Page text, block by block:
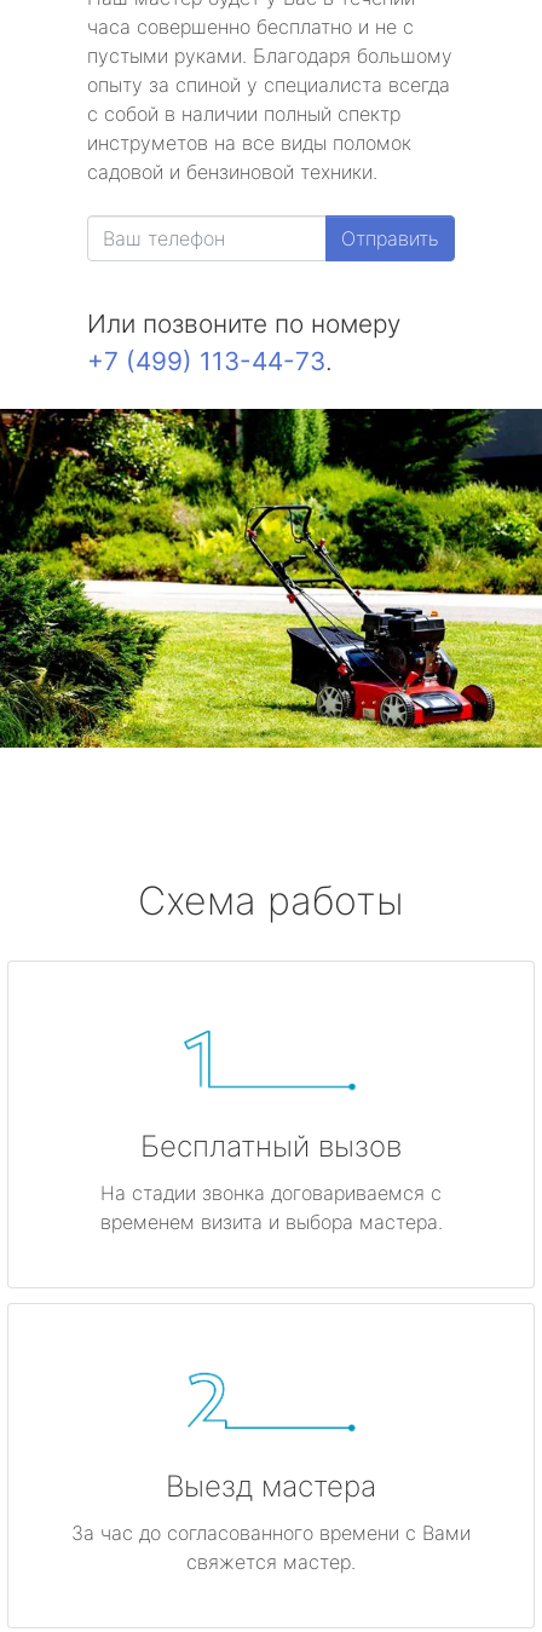
часа совершенно бесплатно и не с
пустыми руками. Благодаря большому
опыту за спиной у специалиста всегда
с собой в наличии полный спектр
инструметов на все виды поломок
садовой и бензиновой техники.
Отправить
Или позвоните по номеру
+7 (499) 113-44-73.
Схема работы
Бесплатный вызов
На стадии звонка договариваемся с
временем визита и выбора мастера.
Выезд мастера
За час до согласованного времени с Вами
свяжется мастер.